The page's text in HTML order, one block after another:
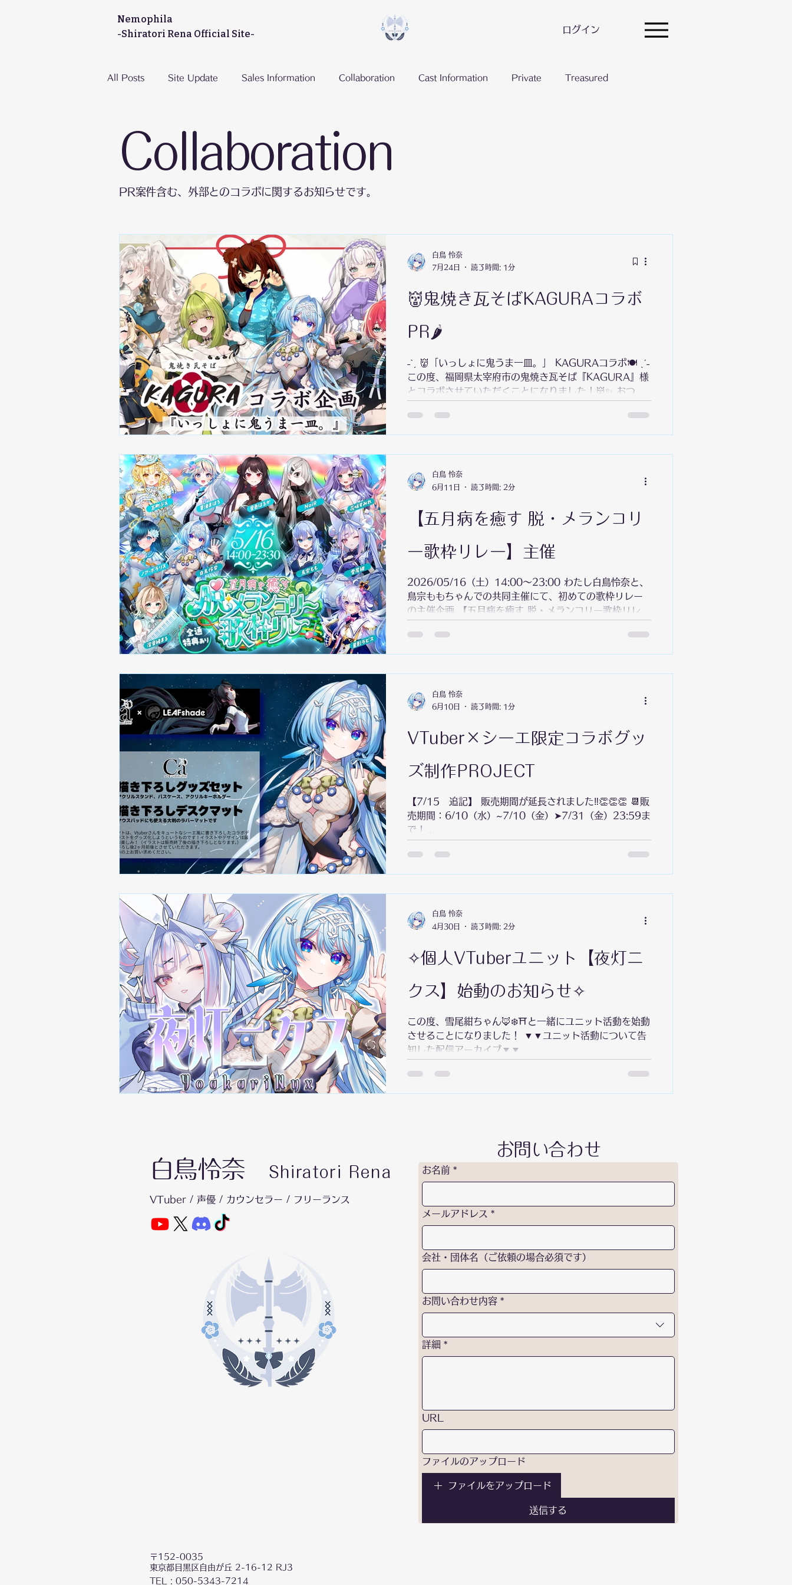
Nemophila
-Shiratori Rena Official Site-
ログイン
All Posts Site Update Sales Information Collaboration Cast Information Private Treasured
Collaboration
PR案件含む、外部とのコラボに関するお知らせです。
👹鬼焼き瓦そばKAGURAコラボ
PR🌶
˗ˋˏ 👹「いっしょに鬼うま一皿。」 KAGURAコラボ🍽 ˎˊ˗
この度、福岡県太宰府市の鬼焼き瓦そば『KAGURA』様
とコラボさせていただくことになりました！👹✨ おつゆ
規シチュエーションボイス🎙と限定グッズをご用意！🎁
▄▀▄▀▄▀▄▀▄▀▄▀▄▀▄▀▄▀▄▀▄▀▄▀▄▀▄▀▄▀▄▀▄▀ 📅販
▄▀▄▀▄▀▄▀▄▀▄▀▄▀▄▀▄▀▄▀▄▀▄▀▄▀▄▀▄▀▄▀▄▀ 🌶️ラ
イトセット 🌶️いただきますセット 🌶️プレミアムセット
ご購入ください🩵7/25（土）の夜には、PR配信を行う
か……？！こちらもお楽しみに🍳
白鳥 怜奈
7月24日
読了時間: 1分
【五月病を癒す 脱・メランコリ
ー歌枠リレー】主催
2026/05/16（土）14:00〜23:00 わたし白鳥怜奈と、
鳥宗ももちゃんでの共同主催にて、初めての歌枠リレー
の主催企画 【五月病を癒す 脱・メランコリー歌枠リレ
格を保有する2名のVTuberが主催する、ゆううつな気分
《メランコリー》を癒すことを目的とした歌枠リレー企
リスト🔽 https://youtube.com/playlist?
list=PL8boIRQk1zdWE-EmWh2bOjCO-
🌿 白鳥怜奈、鳥宗もも 🌷出演者様 一覧🌷 沫雪ゆうり、
ポラリス NoiR、花咲すみれ、姫咲ゆめの 古都Laz、星
影ラピス、万福りた 三ツ星ルナちゃん、雪尾紺、夜堕ま
ま ✦ハッシュタグ「#脱・メランコリ
白鳥 怜奈
6月11日
読了時間: 2分
VTuber×シーエ限定コラボグッ
ズ制作PROJECT
【7/15 追記】 販売期間が延長されました‼️👏👏👏 📆販
売期間：6/10（水）~7/10（金）➤7/31（金）23:59ま
で！
d0001d8c414 初音ミク亜種の「シーエ」とコラボ💀
シーエ風に描き下ろされたVTuberのグッズが販売開始‼️
・アクリルキーホルダー 60mm×60mm ■描きおろし
デスクマット￥5,000 610mmx355mm ※販売期間終
11月頃の発送を予定しています。 この機会に、ぜひお手
白鳥 怜奈
6月10日
読了時間: 1分
✧個人VTuberユニット【夜灯ニ
クス】始動のお知らせ✧
この度、雪尾紺ちゃん🦊❄️⛩️と一緒にユニット活動を始動
させることになりました！ ▼▼ユニット活動について告
知した配信アーカイブ▼▼
si=pL2l4KfyVDjC1AJ1 ✦ユニットコンセプト 「夜な
夜な女神が開く、“人生”という名の旅路に迷い疲れた冒険
らいいけど）、リスナーを巻き込んだ企画主体の「落ち
着ける居場所の提供」を命題として活動していきます。
毎月1回程度のペースで、定期的に活動していく予定で
催することで、「出張ギルドの設営」を実現したい！ ・
2026年内のどこかで、ユニットでのイベント出演を叶え
を支え合って自己責任で、ユニット活動を成功させた
い。 ・軌道に乗ってきたら、別のコ
白鳥 怜奈
4月30日
読了時間: 2分
白鳥怜奈 Shiratori Rena
VTuber / 声優 / カウンセラー / フリーランス
お問い合わせ
お名前 *
メールアドレス *
会社・団体名（ご依頼の場合必須です）
お問い合わせ内容 *
詳細 *
URL
ファイルのアップロード
ファイルをアップロード
送信する
〒152-0035
東京都目黒区自由が丘 2-16-12 RJ3
TEL : 050-5343-7214